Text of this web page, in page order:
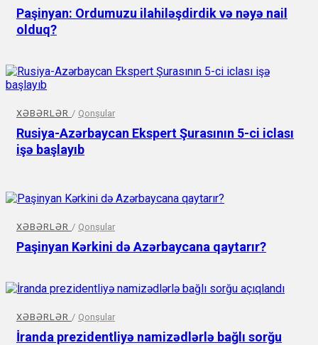
Paşinyan: Ordumuzu ilahiləşdirdik və nəyə nail
olduq?
XƏBƏRLƏR / Qonşular
Rusiya-Azərbaycan Ekspert Şurasının 5-ci iclası
işə başlayıb
XƏBƏRLƏR / Qonşular
Paşinyan Kərkini də Azərbaycana qaytarır?
XƏBƏRLƏR / Qonşular
İranda prezidentliyə namizədlərlə bağlı sorğu